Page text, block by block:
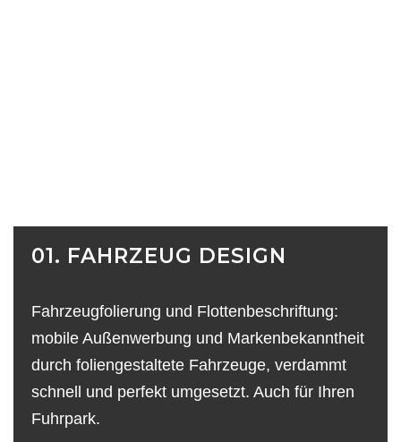
01. FAHRZEUG DESIGN
Fahrzeugfolierung und Flottenbeschriftung:
mobile Außenwerbung und Markenbekanntheit
durch foliengestaltete Fahrzeuge, verdammt
schnell und perfekt umgesetzt. Auch für Ihren
Fuhrpark.